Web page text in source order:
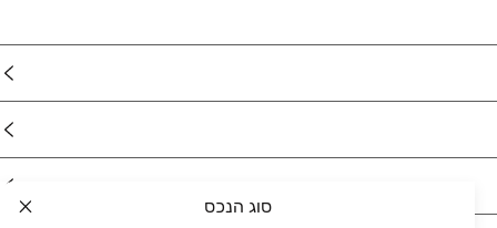
סוג הנכס